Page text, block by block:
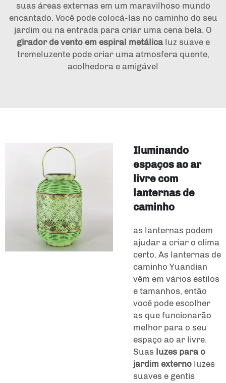
suas áreas externas em um maravilhoso mundo
encantado. Você pode colocá-las no caminho do seu
jardim ou na entrada para criar uma cena bela. O
girador de vento em espiral metálica luz suave e
tremeluzente pode criar uma atmosfera quente,
acolhedora e amigável
Iluminando
espaços ao ar
livre com
lanternas de
caminho
as lanternas podem
ajudar a criar o clima
certo. As lanternas de
caminho Yuandian
vêm em vários estilos
e tamanhos, então
você pode escolher
as que funcionarão
melhor para o seu
espaço ao ar livre.
Suas luzes para o
jardim externo luzes
suaves e gentis